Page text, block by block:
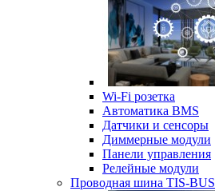
Wi-Fi розетка
Автоматика BMS
Датчики и сенсоры
Диммерные модули
Панели управления
Релейные модули
Проводная шина TIS-BUS